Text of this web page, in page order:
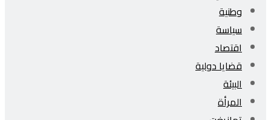
وطنية
سياسة
اقتصاد
قضايا دولية
البيئة
المرأة